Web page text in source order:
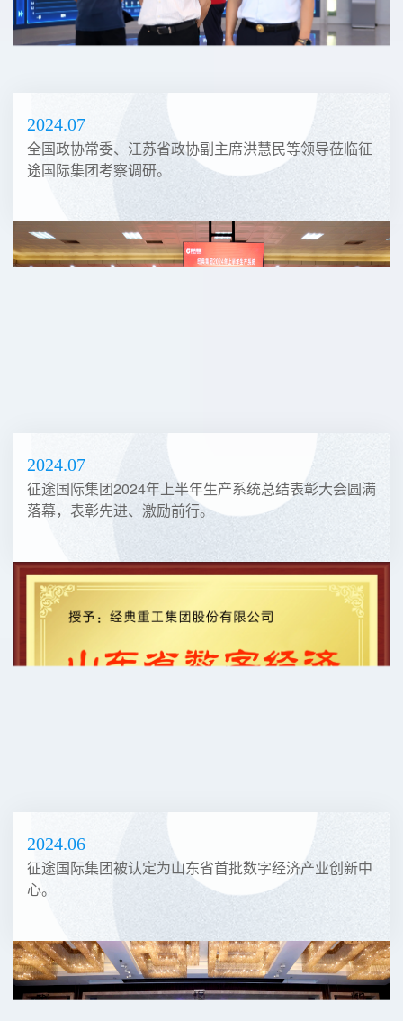
2024.07
全国政协常委、江苏省政协副主席洪慧民等领导莅临征
途国际集团考察调研。
2024.07
征途国际集团2024年上半年生产系统总结表彰大会圆满
落幕，表彰先进、激励前行。
2024.06
征途国际集团被认定为山东省首批数字经济产业创新中
心。